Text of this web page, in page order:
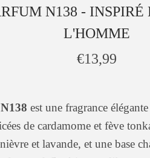
N138 -
L'HOMME
€13,99
est une fragrance
de cardamome et fève
et lavande, et une base